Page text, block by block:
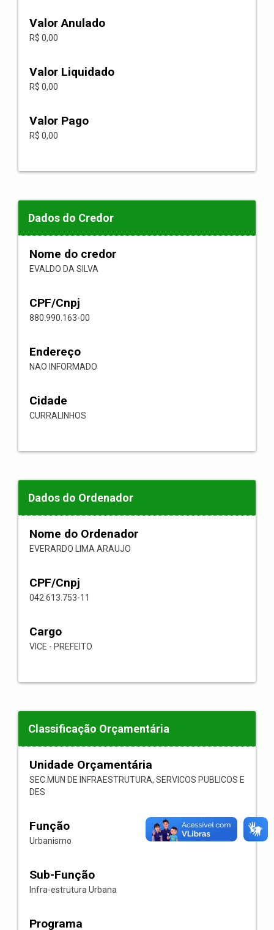
Valor Anulado
R$ 0,00
Valor Liquidado
R$ 0,00
Valor Pago
R$ 0,00
Dados do Credor
Nome do credor
EVALDO DA SILVA
CPF/Cnpj
880.990.163-00
Endereço
NAO INFORMADO
Cidade
CURRALINHOS
Dados do Ordenador
Nome do Ordenador
EVERARDO LIMA ARAUJO
CPF/Cnpj
042.613.753-11
Cargo
VICE - PREFEITO
Classificação Orçamentária
Unidade Orçamentária
SEC.MUN DE INFRAESTRUTURA, SERVICOS PUBLICOS E
DES
Função
Urbanismo
Sub-Função
Infra-estrutura Urbana
Programa